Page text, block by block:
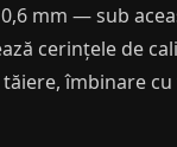
mm — sub
cerințele de
îmbinare